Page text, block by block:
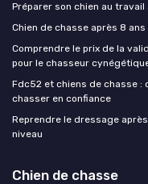
Préparer son chien au
Chien de chasse après 8
Comprendre le prix de la
pour le chasseur
Fdc52 et chiens de chasse :
chasser en confiance
Reprendre le dressage
niveau
Chien de chasse